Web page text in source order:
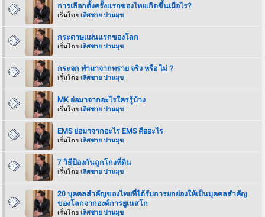
การเลือกตั้งครั้งแรกของไทยเกิดขึ้นเมื่อไร?
เริ่มโดยเลิศชาย ปานมุข
กระดาษแผ่นแรกของโลก
เริ่มโดยเลิศชาย ปานมุข
กระจก ทำมาจากทราย จริง หรือ ไม่ ?
เริ่มโดยเลิศชาย ปานมุข
MK ย่อมาจากอะไรใครรู้บ้าง
เริ่มโดยเลิศชาย ปานมุข
EMS ย่อมาจากอะไร EMS คืออะไร
เริ่มโดยเลิศชาย ปานมุข
7 วิธีป้องกันถูกโกงที่ดิน
เริ่มโดยเลิศชาย ปานมุข
20 บุคคลสำคัญของไทยที่ได้รับการยกย่องให้เป็นบุคคลสำคัญ
ของโลกจากองค์การยูเนสโก
เริ่มโดยเลิศชาย ปานมุข